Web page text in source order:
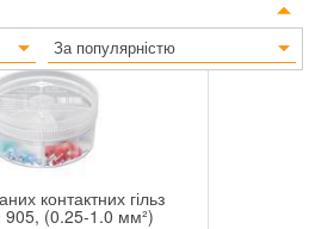
За популярністю
контактних гільз
905, (0.25-1.0 мм²)